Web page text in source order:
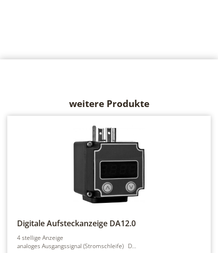
weitere Produkte
Digitale Aufsteckanzeige DA12.0
4 stellige Anzeige
analoges Ausgangssignal (Stromschleife) D...